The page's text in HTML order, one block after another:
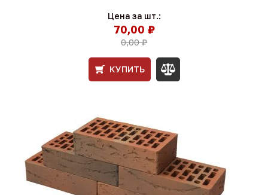
Цена за шт.:
70,00 ₽
0,00 ₽
КУПИТЬ